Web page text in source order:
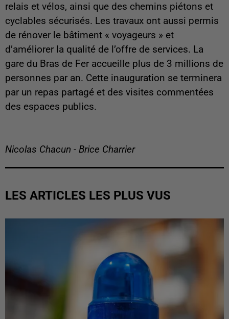
relais et vélos, ainsi que des chemins piétons et
cyclables sécurisés. Les travaux ont aussi permis
de rénover le bâtiment « voyageurs » et
d’améliorer la qualité de l’offre de services. La
gare du Bras de Fer accueille plus de 3 millions de
personnes par an. Cette inauguration se terminera
par un repas partagé et des visites commentées
des espaces publics.
Nicolas Chacun - Brice Charrier
LES ARTICLES LES PLUS VUS